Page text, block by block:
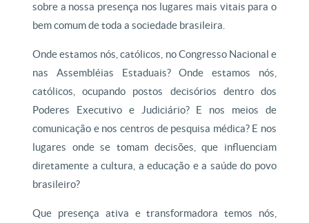
sobre a nossa presença nos lugares mais vitais para o
bem comum de toda a sociedade brasileira.
Onde estamos nós, católicos, no Congresso Nacional e
nas Assembléias Estaduais? Onde estamos nós,
católicos, ocupando postos decisórios dentro dos
Poderes Executivo e Judiciário? E nos meios de
comunicação e nos centros de pesquisa médica? E nos
lugares onde se tomam decisões, que influenciam
diretamente a cultura, a educação e a saúde do povo
brasileiro?
Que presença ativa e transformadora temos nós,